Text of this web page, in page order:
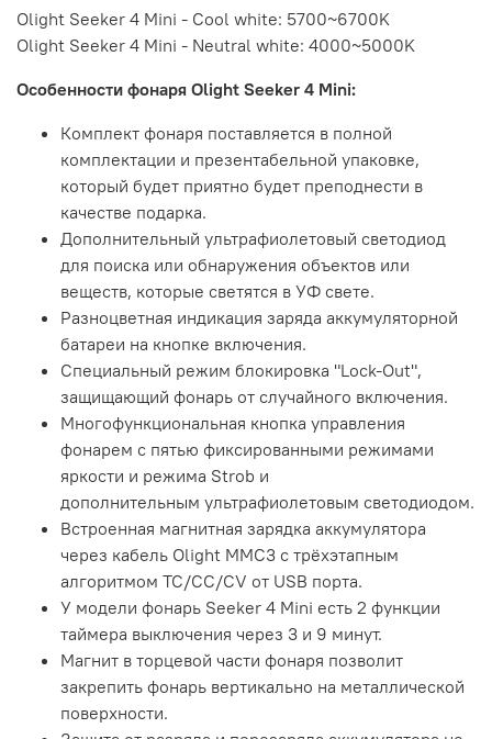
Olight Seeker 4 Mini - Cool white: 5700~6700K
Olight Seeker 4 Mini - Neutral white: 4000~5000K
Особенности фонаря Olight Seeker 4 Mini:
Комплект фонаря поставляется в полной
комплектации и презентабельной упаковке,
который будет приятно будет преподнести в
качестве подарка.
Дополнительный ультрафиолетовый светодиод
для поиска или обнаружения объектов или
веществ, которые светятся в УФ свете.
Разноцветная индикация заряда аккумуляторной
батареи на кнопке включения.
Специальный режим блокировка "Lock-Out",
защищающий фонарь от случайного включения.
Многофункциональная кнопка управления
фонарем с пятью фиксированными режимами
яркости и режима Strob и
дополнительным ультрафиолетовым светодиодом.
Встроенная магнитная зарядка аккумулятора
через кабель Olight MMC3 с трёхэтапным
алгоритмом TC/CC/CV от USB порта.
У модели фонарь Seeker 4 Mini есть 2 функции
таймера выключения через 3 и 9 минут.
Магнит в торцевой части фонаря позволит
закрепить фонарь вертикально на металлической
поверхности.